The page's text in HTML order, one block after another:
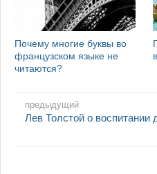
Почему многие буквы во
французском языке не
читаются?
предыдущий
Лев Толстой о воспитании